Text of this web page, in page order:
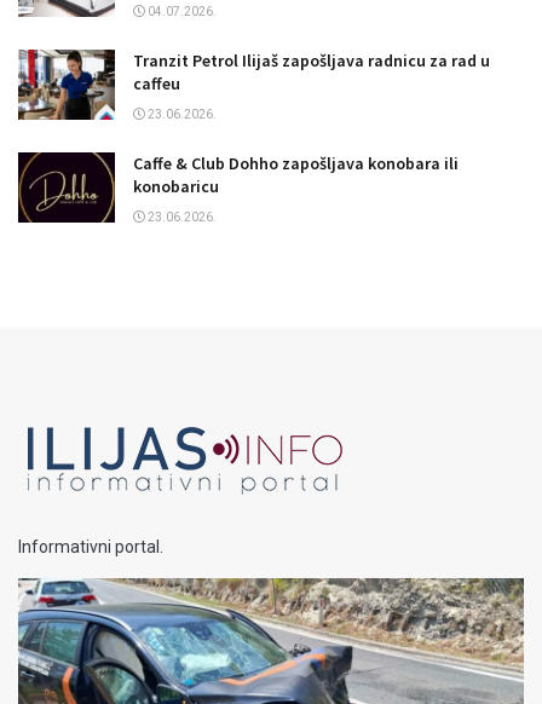
04.07.2026.
Tranzit Petrol Ilijaš zapošljava radnicu za rad u
caffeu
23.06.2026.
Caffe & Club Dohho zapošljava konobara ili
konobaricu
23.06.2026.
Informativni portal.